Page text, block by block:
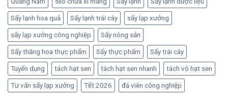
Sấy lạnh hoa quả Sấy lạnh trái cây sấy lạp xưởng
sấy lạp xưởng công nghiệp Sấy nông sản
Sấy thăng hoa thực phẩm Sấy thực phẩm Sấy trái cây
Tuyển dụng tách hạt sen tách hạt sen nhanh tách vỏ hạt sen
Tư vấn sấy lạp xưởng Tết 2026 đá viên công nghiệp